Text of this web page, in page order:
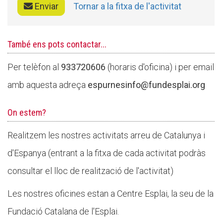
Enviar Tornar a la fitxa de l'activitat
També ens pots contactar...
Per telèfon al 933720606 (horaris d'oficina) i per email
amb aquesta adreça espurnesinfo@fundesplai.org
On estem?
Realitzem les nostres activitats arreu de Catalunya i
d'Espanya (entrant a la fitxa de cada activitat podràs
consultar el lloc de realització de l'activitat)
Les nostres oficines estan a Centre Esplai, la seu de la
Fundació Catalana de l'Esplai.
Memòria d'activitats
ACTUALITAT
Diari de la Fundació
Fundesplai als mitjans
Xarxes socials
Fes voluntariat